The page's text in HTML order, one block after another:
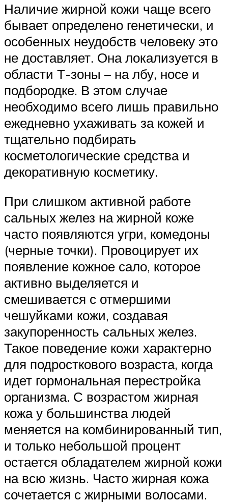
Наличие жирной кожи чаще всего
бывает определено генетически, и
особенных неудобств человеку это
не доставляет. Она локализуется в
области Т-зоны – на лбу, носе и
подбородке. В этом случае
необходимо всего лишь правильно
ежедневно ухаживать за кожей и
тщательно подбирать
косметологические средства и
декоративную косметику.
При слишком активной работе
сальных желез на жирной коже
часто появляются угри, комедоны
(черные точки). Провоцирует их
появление кожное сало, которое
активно выделяется и
смешивается с отмершими
чешуйками кожи, создавая
закупоренность сальных желез.
Такое поведение кожи характерно
для подросткового возраста, когда
идет гормональная перестройка
организма. С возрастом жирная
кожа у большинства людей
меняется на комбинированный тип,
и только небольшой процент
остается обладателем жирной кожи
на всю жизнь. Часто жирная кожа
сочетается с жирными волосами.